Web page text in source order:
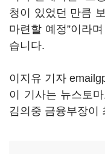
청이 있었던 만큼
마련할 예정”이라
습니다.
이지유 기자
이 기사는 뉴스토
김의중 금융부장이